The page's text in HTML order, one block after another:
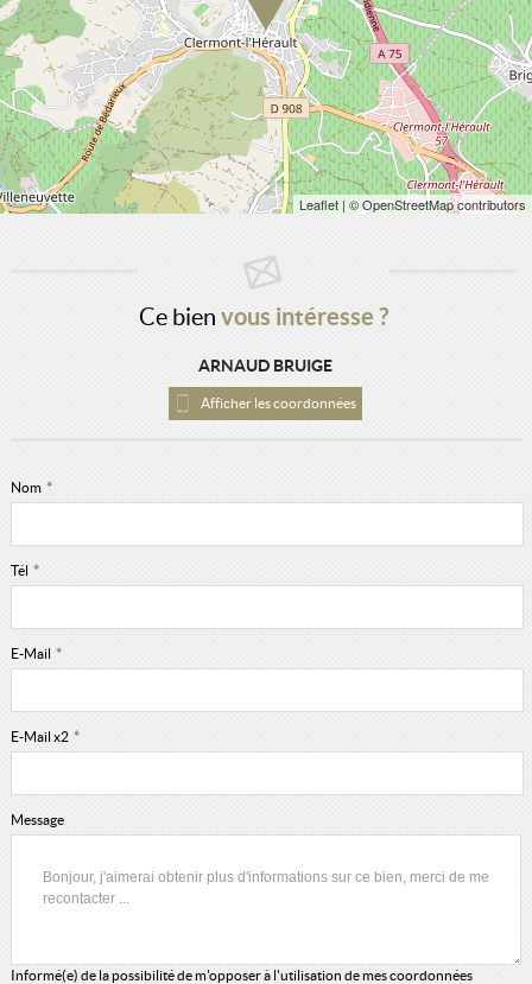
Leaflet | © OpenStreetMap contributors
Ce bien vous intéresse ?
ARNAUD BRUIGE
Afficher les coordonnées
Nom *
Tél *
E-Mail *
E-Mail x2 *
Message
Informé(e) de la possibilité de m'opposer à l'utilisation de mes coordonnées